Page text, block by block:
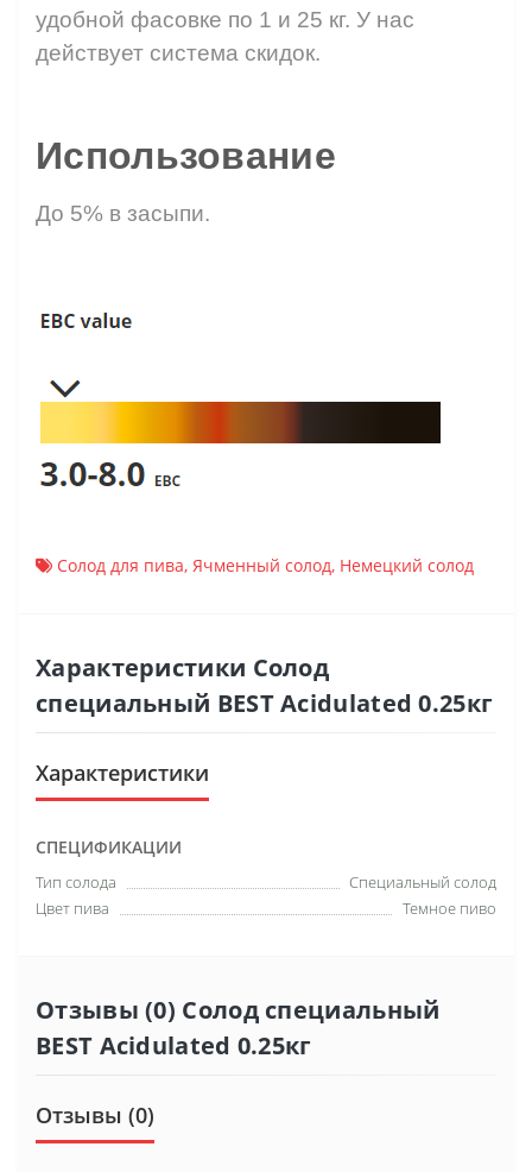
удобной фасовке по 1 и 25 кг. У нас
действует система скидок.
Использование
До 5% в засыпи.
Солод для пива, Ячменный солод, Немецкий солод
Характеристики Солод
специальный BEST Acidulated 0.25кг
Характеристики
СПЕЦИФИКАЦИИ
Тип солода
Специальный солод
Цвет пива
Темное пиво
Отзывы (0) Солод специальный
BEST Acidulated 0.25кг
Отзывы (0)